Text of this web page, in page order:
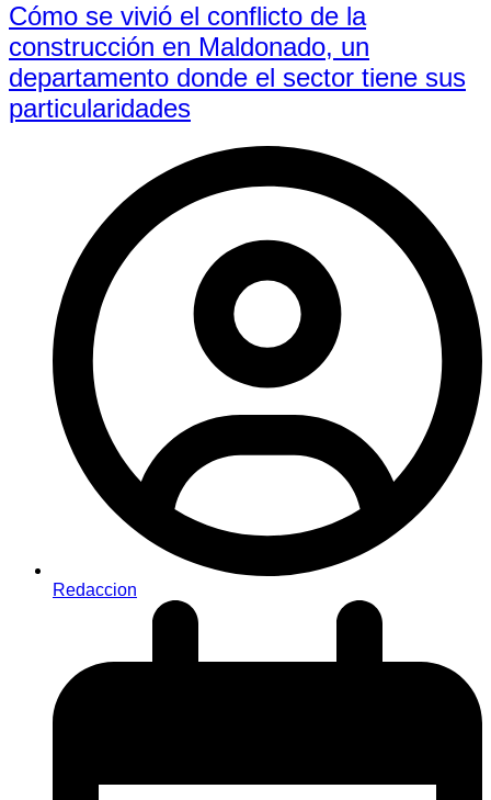
Cómo se vivió el conflicto de la
construcción en Maldonado, un
departamento donde el sector tiene sus
particularidades
Redaccion